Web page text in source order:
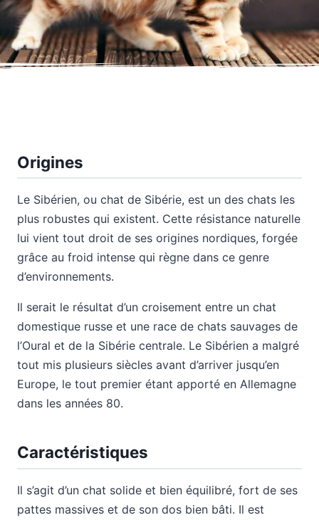
Origines
Le Sibérien, ou chat de Sibérie, est un des chats les
plus robustes qui existent. Cette résistance naturelle
lui vient tout droit de ses origines nordiques, forgée
grâce au froid intense qui règne dans ce genre
d’environnements.
Il serait le résultat d’un croisement entre un chat
domestique russe et une race de chats sauvages de
l’Oural et de la Sibérie centrale. Le Sibérien a malgré
tout mis plusieurs siècles avant d’arriver jusqu’en
Europe, le tout premier étant apporté en Allemagne
dans les années 80.
Caractéristiques
Il s’agit d’un chat solide et bien équilibré, fort de ses
pattes massives et de son dos bien bâti. Il est